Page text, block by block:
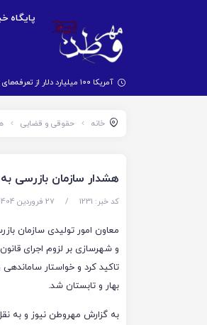
پایگاه
آمریکا ۱۰۰ میلیارد دلار از تعرفه‌های «روز آزادی» ترامپ را پس داد
خانه حقوقی و قضایی
هشدار سازمان بازرسی
کد خبر: 1231 / 27 فروردین 1404 - ۱۴:۴۱
معاون امور تولیدی سازمان
و شهرسازی بر لزوم اجرای
تاکید کرد و خواستار
بهار و تابستان شد.
به گزارش مهروطن نیوز و به